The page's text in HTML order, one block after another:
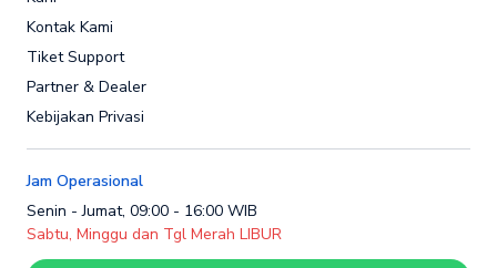
Kontak Kami
Tiket Support
Partner & Dealer
Kebijakan Privasi
Jam Operasional
Senin - Jumat, 09:00 - 16:00 WIB
Sabtu, Minggu dan Tgl Merah LIBUR